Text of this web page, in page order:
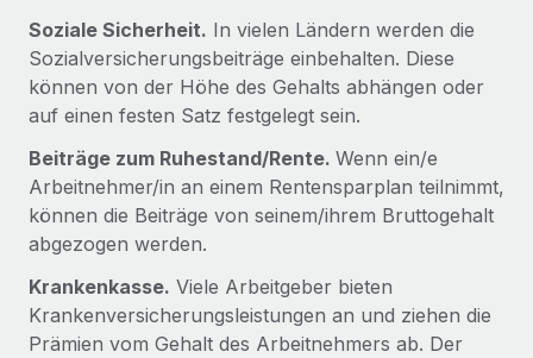
Frag unsere Expert:innen
Hilfe von Expert:innen für globale HR & Compliance
Background-Checks
Einfacheres Bewerber:innen-Screening
Compliance Watchtower
Lückenlose Compliance
Geräteverwaltung
Globale Bereitstellung und Verfolgung von IT-
Geräten
Beratung zu Integrationen und KI-Automatisierung
So hat der KI-Vorreiter Weaviate sein Team mit
Remote um 120 % vergrößert
Weaviate auf einen Blick Weaviate entwickelt KI-basierte
Open-Source-Infrastrukturen. Das...
Mehr erfahren
Insights Center
Hol dir Unterstützung
Alle Ressourcen anzeigen
BLOG
Globale Payroll
EOR und PEO
Contractor Management
Soziale Sicherheit. In vielen Ländern werden die
Sozialversicherungsbeiträge einbehalten. Diese
können von der Höhe des Gehalts abhängen oder
auf einen festen Satz festgelegt sein.
Beiträge zum Ruhestand/Rente. Wenn ein/e
Arbeitnehmer/in an einem Rentensparplan teilnimmt,
können die Beiträge von seinem/ihrem Bruttogehalt
abgezogen werden.
Krankenkasse. Viele Arbeitgeber bieten
Krankenversicherungsleistungen an und ziehen die
Prämien vom Gehalt des Arbeitnehmers ab. Der